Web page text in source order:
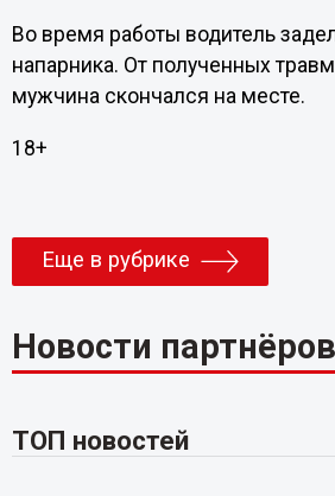
Во время работы водитель
напарника. От полученных
мужчина скончался на месте.
18+
Еще в рубрике
Новости партнёров
ТОП новостей